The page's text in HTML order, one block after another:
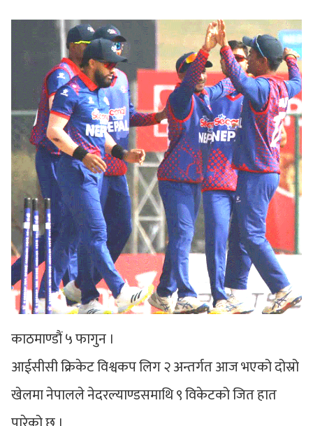
काठमाण्डौं ५ फागुन ।
आईसीसी क्रिकेट विश्वकप लिग २ अन्तर्गत आज भएको दोस्रो
खेलमा नेपालले नेदरल्याण्डसमाथि ९ विकेटको जित हात